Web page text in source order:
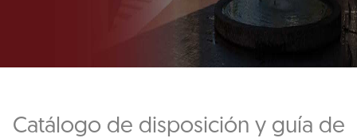
Catálogo de disposición y guía de